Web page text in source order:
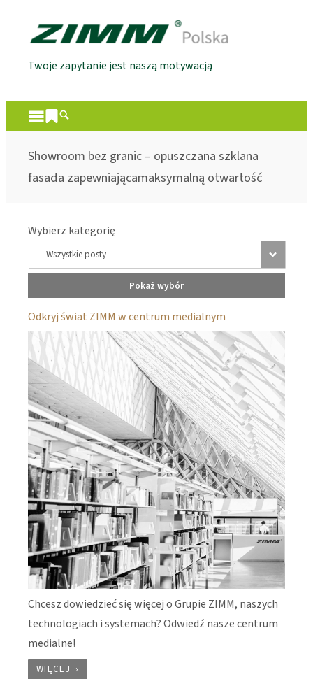
Twoje zapytanie jest naszą motywacją
Showroom bez granic – opuszczana szklana
fasada zapewniającamaksymalną otwartość
Wybierz kategorię
Pokaż wybór
Odkryj świat ZIMM w centrum medialnym
Chcesz dowiedzieć się więcej o Grupie ZIMM, naszych
technologiach i systemach? Odwiedź nasze centrum
medialne!
WIĘCEJ